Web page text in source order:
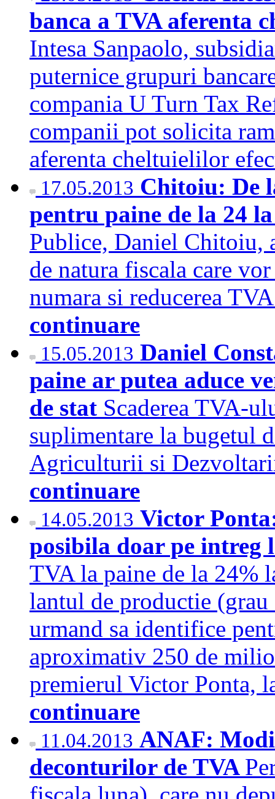
banca a TVA aferenta
Intesa Sanpaolo,
puternice grupuri
compania U Turn Tax
companii pot solicita
aferenta cheltuielilor
17.05.2013 Chitoiu: De
pentru paine de la 24
Publice, Daniel Chitoiu,
de natura fiscala care
numara si reducerea
continuare
15.05.2013 Daniel
paine ar putea aduce
de stat Scaderea TVA-
suplimentare la bugetul
Agriculturii si
continuare
14.05.2013 Victor
posibila doar pe
TVA la paine de la 24%
lantul de productie
urmand sa identifice
aproximativ 250 de
premierul Victor Ponta,
continuare
11.04.2013 ANAF:
deconturilor de TVA